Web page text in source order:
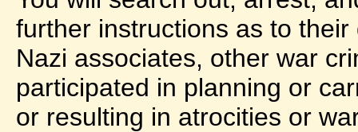
further instructions as to
Nazi associates, other war
participated in planning or
or resulting in atrocities or